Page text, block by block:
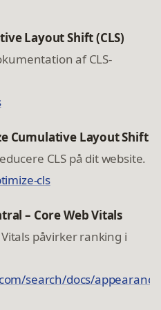
Layout Shift (CLS)
af CLS-
Cumulative Layout Shift
CLS på dit website.
cls
– Core Web Vitals
påvirker ranking i
search/docs/